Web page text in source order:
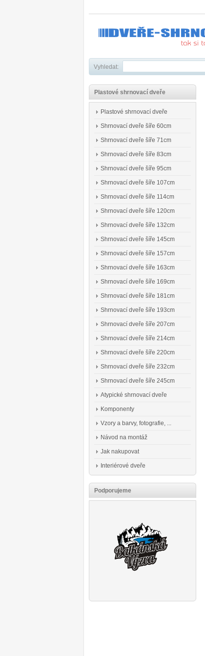
Vyhledat:
Plastové shrnovací dveře
Plastové shrnovací dveře
Shrnovací dveře šíře 60cm
Shrnovací dveře šíře 71cm
Shrnovací dveře šíře 83cm
Shrnovací dveře šíře 95cm
Shrnovací dveře šíře 107cm
Shrnovací dveře šíře 114cm
Shrnovací dveře šíře 120cm
Shrnovací dveře šíře 132cm
Shrnovací dveře šíře 145cm
Shrnovací dveře šíře 157cm
Shrnovací dveře šíře 163cm
Shrnovací dveře šíře 169cm
Shrnovací dveře šíře 181cm
Shrnovací dveře šíře 193cm
Shrnovací dveře šíře 207cm
Shrnovací dveře šíře 214cm
Shrnovací dveře šíře 220cm
Shrnovací dveře šíře 232cm
Shrnovací dveře šíře 245cm
Atypické shrnovací dveře
Komponenty
Vzory a barvy, fotografie, ...
Návod na montáž
Jak nakupovat
Interiérové dveře
Podporujeme